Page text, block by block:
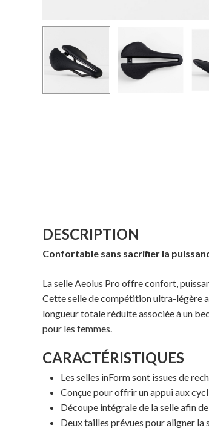
DESCRIPTION
Confortable sans sacrifier la
La selle Aeolus Pro offre confort,
Cette selle de compétition ultra-légère
longueur totale réduite associée à un
pour les femmes.
CARACTÉRISTIQUES
Les selles inForm sont issues de
Conçue pour offrir un appui aux
Découpe intégrale de la selle afin
Deux tailles prévues pour aligner la